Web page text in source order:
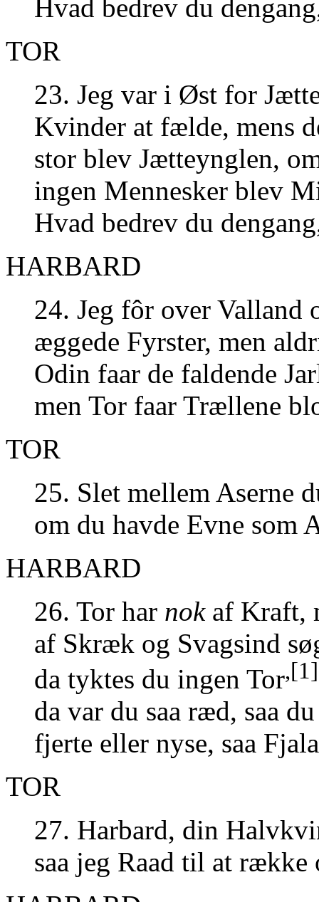
Hvad bedrev du
TOR
23. Jeg var i Øst for
Kvinder at fælde, mens
stor blev Jætteynglen,
ingen Mennesker blev
Hvad bedrev du
HARBARD
24. Jeg fôr over Valland
æggede Fyrster, men
Odin faar de faldende
men Tor faar Trællene
TOR
25. Slet mellem Aserne
om du havde Evne som
HARBARD
26. Tor har nokaf Kraft,
af Skræk og Svagsind
da tyktes du ingen Tor,[1]
da var du saa ræd, saa
fjerte eller nyse, saa
TOR
27. Harbard, din
saa jeg Raad til at række